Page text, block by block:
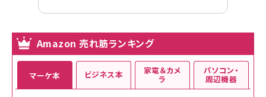
Amazon 売れ筋ランキング
マーケ本 ビジネス本 家電＆カメ
ラ
パソコン・
周辺機器